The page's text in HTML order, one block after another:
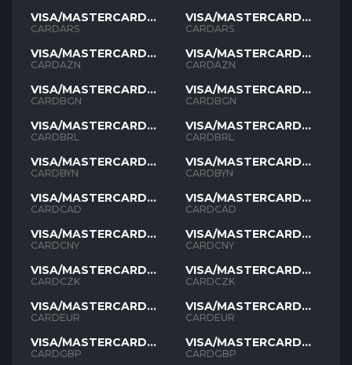
VISA/MASTERCARD
ARS
CARDARS
VISA/MASTERCARD
AZN
CARDAZN
VISA/MASTERCARD
BGN
CARDBGN
VISA/MASTERCARD
BRL
CARDBRL
VISA/MASTERCARD
BYN
CARDBYN
VISA/MASTERCARD
CAD
CARDCAD
VISA/MASTERCARD
CNY
CARDCNY
VISA/MASTERCARD
CZK
CARDCZK
VISA/MASTERCARD
EUR
CARDEUR
VISA/MASTERCARD
GBP
CARDGBP
VISA/MASTERCARD
ARS
CARDARS
VISA/MASTERCARD
AZN
CARDAZN
VISA/MASTERCARD
BGN
CARDBGN
VISA/MASTERCARD
BRL
CARDBRL
VISA/MASTERCARD
BYN
CARDBYN
VISA/MASTERCARD
CAD
CARDCAD
VISA/MASTERCARD
CNY
CARDCNY
VISA/MASTERCARD
CZK
CARDCZK
VISA/MASTERCARD
EUR
CARDEUR
VISA/MASTERCARD
GBP
CARDGBP